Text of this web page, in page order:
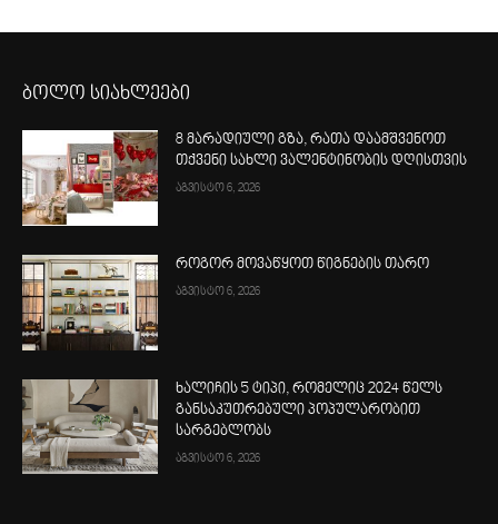
ბოლო სიახლეები
8 მარადიული გზა, რათა დაამშვენოთ
თქვენი სახლი ვალენტინობის დღისთვის
აგვისტო 6, 2026
როგორ მოვაწყოთ წიგნების თარო
აგვისტო 6, 2026
ხალიჩის 5 ტიპი, რომელიც 2024 წელს
განსაკუთრებული პოპულარობით
სარგებლობს
აგვისტო 6, 2026